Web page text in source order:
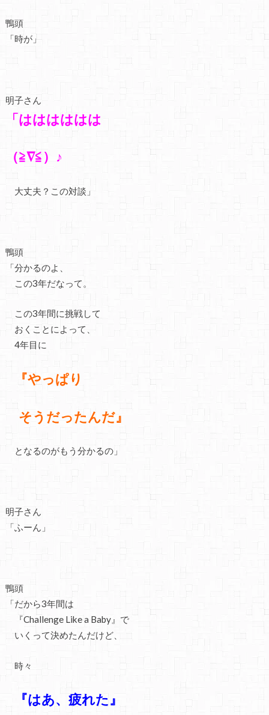
鴨頭
「時が」
明子さん
「はははははは
（≧∇≦）♪
大丈夫？この対談」
鴨頭
「分かるのよ、
この3年だなって。
この3年間に挑戦して
おくことによって、
4年目に
『やっぱり
そうだったんだ』
となるのがもう分かるの」
明子さん
「ふーん」
鴨頭
「だから3年間は
『Challenge Like a Baby』で
いくって決めたんだけど、
時々
『はあ、疲れた』